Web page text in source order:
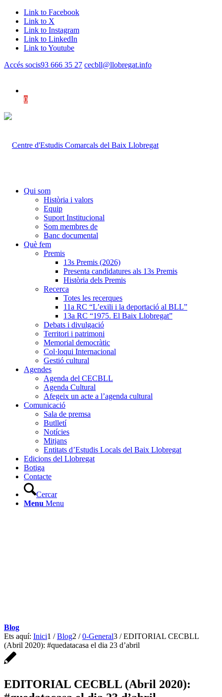
Link to Facebook
Link to X
Link to Instagram
Link to LinkedIn
Link to Youtube
Accés socis93 666 35 27 cecbll@llobregat.info
0
Qui som
Història i valors
Equip
Suport Institucional
Som membres de
Banc documental
Què fem
Premis
13s Premis (2026)
Presenta candidatures als 13s Premis
Història dels Premis
Recerca
Totes les recerques
11a RC “L’exili i la deportació al BLL”
13a RC “1975. El Baix Llobregat”
Debats i divulgació
Territori i patrimoni
Memorial democràtic
Col·loqui Internacional
Gestió cultural
Agendes
Agenda del CECBLL
Agenda Cultural
Afegeix un acte a l’agenda cultural
Comunicació
Sala de premsa
Butlletí
Notícies
Mitjans
Entitats d’Estudis Locals del Baix Llobregat
Edicions del Llobregat
Botiga
Contacte
Cercar
Menu Menu
Blog
Ets aquí: Inici1 / Blog2 / 0-General3 / EDITORIAL CECBLL
(Abril 2020): #quedatacasa el dia 23 d’abril
EDITORIAL CECBLL (Abril 2020):